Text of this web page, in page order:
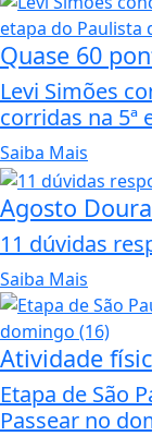
Quase 60
Levi Simões
corridas na 5ª
Saiba Mais
Agosto
11 dúvidas
Saiba Mais
Atividade
Etapa de São
Passear no